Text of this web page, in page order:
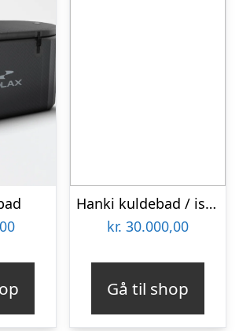
Hanki kuldebad / isbad (Køleenhed)
kr. 30.000,00
Gå til shop